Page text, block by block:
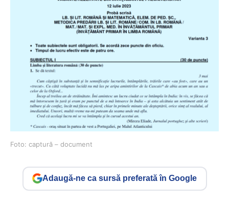
Foto: captură – document
Adaugă-ne ca sursă preferată în Google